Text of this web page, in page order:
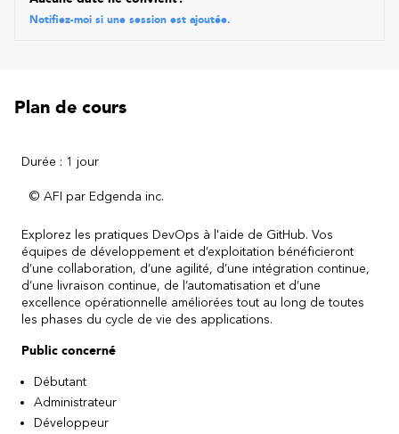
Notifiez-moi si une session est ajoutée.
Plan de cours
Durée : 1 jour
© AFI par Edgenda inc.
Explorez les pratiques DevOps à l'aide de GitHub. Vos
équipes de développement et d’exploitation bénéficieront
d’une collaboration, d’une agilité, d’une intégration continue,
d’une livraison continue, de l’automatisation et d’une
excellence opérationnelle améliorées tout au long de toutes
les phases du cycle de vie des applications.
Public concerné
Débutant
Administrateur
Développeur